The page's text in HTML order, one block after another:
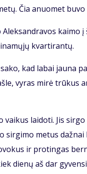
Čia anuo­met
Alek­san­dra­vos
kvar­ti­ran­tų.
kad la­bai jau­na
vy­ras mi­rė trū­kus
vai­kus lai­do­ti. Jis
sir­gi­mo me­tus
ir pro­tin­gas
die­nų aš dar